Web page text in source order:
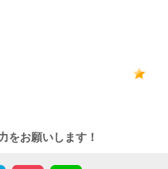
をお願いします！